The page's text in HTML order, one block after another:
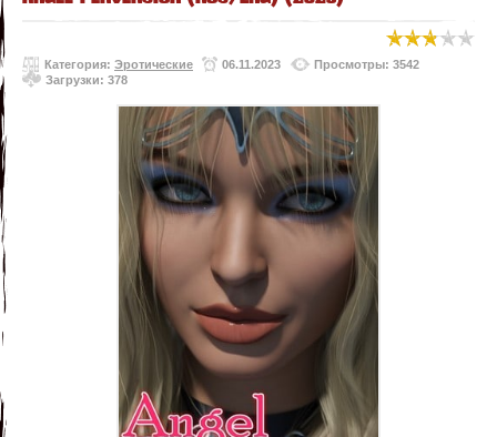
Категория: Эротические 06.11.2023
Просмотры: 3542
Загрузки: 378